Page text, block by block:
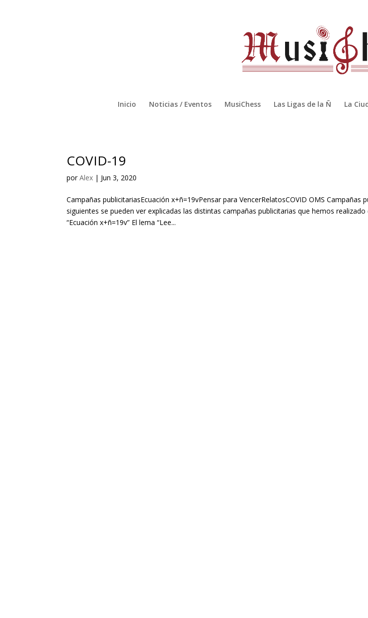
Inicio Noticias / Eventos MusiChess Las Ligas de la Ñ La
COVID-19
porAlex | Jun 3, 2020
Campañas publicitariasEcuación x+ñ=19vPensar para VencerRelatosCOVID OMS Campañas
siguientes se pueden ver explicadas las distintas campañas publicitarias que hemos
“Ecuación x+ñ=19v” El lema “Lee...